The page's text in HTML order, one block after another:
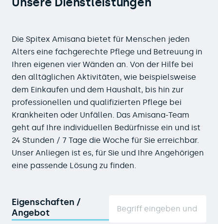
Die Spitex Amisana bietet für Menschen jeden
Alters eine fachgerechte Pflege und Betreuung in
Ihren eigenen vier Wänden an. Von der Hilfe bei
den alltäglichen Aktivitäten, wie beispielsweise
dem Einkaufen und dem Haushalt, bis hin zur
professionellen und qualifizierten Pflege bei
Krankheiten oder Unfällen. Das Amisana-Team
geht auf Ihre individuellen Bedürfnisse ein und ist
24 Stunden / 7 Tage die Woche für Sie erreichbar.
Unser Anliegen ist es, für Sie und Ihre Angehörigen
eine passende Lösung zu finden.
Eigenschaften /
Angebot